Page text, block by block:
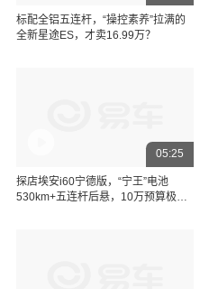
标配全铝五连杆，“操控素养”拉满的
全新星途ES，才卖16.99万？
05:25
探店埃安i60宁德版，“宁王”电池
530km+五连杆后悬，10万预算极限